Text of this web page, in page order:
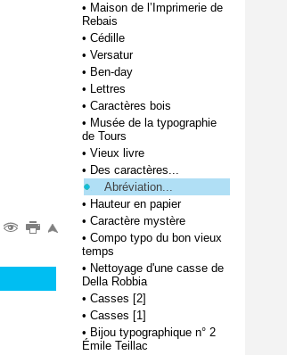
• Maison de l’Imprimerie de
Rebais
• Cédille
• Versatur
• Ben-day
• Lettres
• Caractères bois
• Musée de la typographie
de Tours
• Vieux livre
• Des caractères...
Abréviation...
• Hauteur en papier
• Caractère mystère
• Compo typo du bon vieux
temps
• Nettoyage d'une casse de
Della Robbia
• Casses [2]
• Casses [1]
• Bijou typographique n° 2
Émile Teillac